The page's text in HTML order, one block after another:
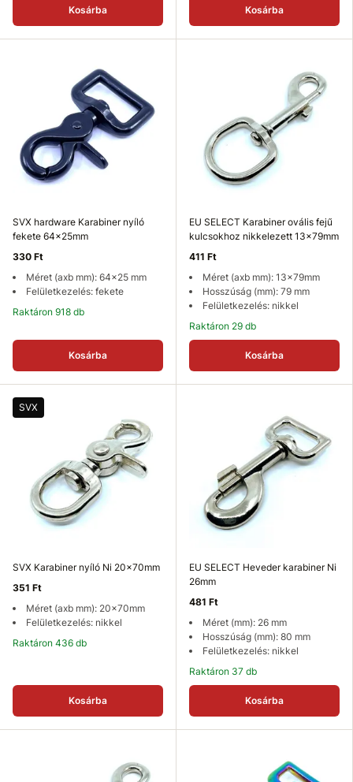
Kosárba Kosárba
SVX hardware Karabiner nyíló
fekete 64x25mm
330 Ft
Méret (axb mm): 64x25 mm
Felületkezelés: fekete
Raktáron 918 db
Kosárba
EU SELECT Karabiner ovális fejű
kulcsokhoz nikkelezett 13x79mm
411 Ft
Méret (axb mm): 13x79mm
Hosszúság (mm): 79 mm
Felületkezelés: nikkel
Raktáron 29 db
Kosárba
SVX
SVX Karabiner nyíló Ni 20x70mm
351 Ft
Méret (axb mm): 20x70mm
Felületkezelés: nikkel
Raktáron 436 db
Kosárba
EU SELECT Heveder karabiner Ni
26mm
481 Ft
Méret (mm): 26 mm
Hosszúság (mm): 80 mm
Felületkezelés: nikkel
Raktáron 37 db
Kosárba